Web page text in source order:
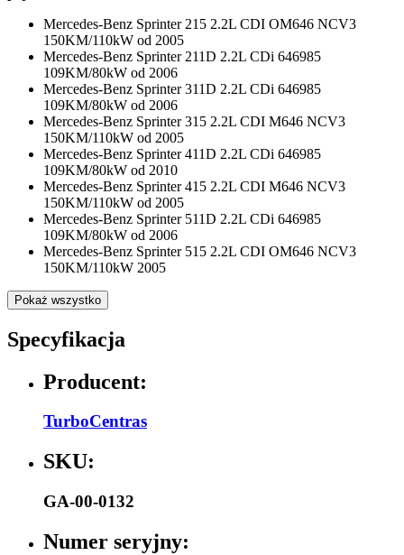
Mercedes-Benz Sprinter 215 2.2L CDI OM646 NCV3
150KM/110kW od 2005
Mercedes-Benz Sprinter 211D 2.2L CDi 646985
109KM/80kW od 2006
Mercedes-Benz Sprinter 311D 2.2L CDi 646985
109KM/80kW od 2006
Mercedes-Benz Sprinter 315 2.2L CDI M646 NCV3
150KM/110kW od 2005
Mercedes-Benz Sprinter 411D 2.2L CDi 646985
109KM/80kW od 2010
Mercedes-Benz Sprinter 415 2.2L CDI M646 NCV3
150KM/110kW od 2005
Mercedes-Benz Sprinter 511D 2.2L CDi 646985
109KM/80kW od 2006
Mercedes-Benz Sprinter 515 2.2L CDI OM646 NCV3
150KM/110kW 2005
Pokaż wszystko
Specyfikacja
Producent:
TurboCentras
SKU:
GA-00-0132
Numer seryjny: